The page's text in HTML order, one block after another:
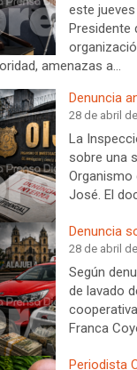
este
Presidente
amenazas a…
Denuncia
28 de abril
La
sobre una
Organismo
José. El
Denuncia
28 de abril
Según
de lavado
Franca
Periodista